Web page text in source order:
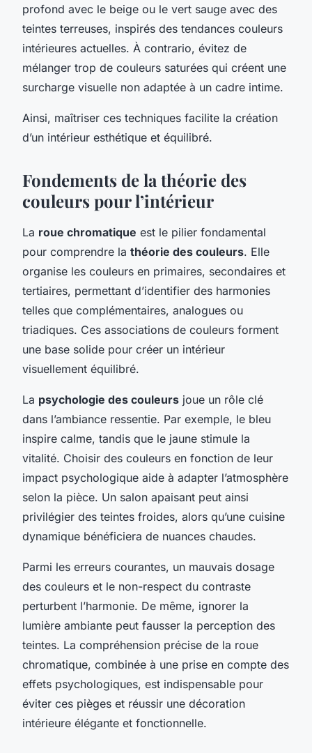
profond avec le beige ou le vert sauge avec des
teintes terreuses, inspirés des tendances couleurs
intérieures actuelles. À contrario, évitez de
mélanger trop de couleurs saturées qui créent une
surcharge visuelle non adaptée à un cadre intime.
Ainsi, maîtriser ces techniques facilite la création
d’un intérieur esthétique et équilibré.
Fondements de la théorie des
couleurs pour l’intérieur
La roue chromatique est le pilier fondamental
pour comprendre la théorie des couleurs. Elle
organise les couleurs en primaires, secondaires et
tertiaires, permettant d’identifier des harmonies
telles que complémentaires, analogues ou
triadiques. Ces associations de couleurs forment
une base solide pour créer un intérieur
visuellement équilibré.
La psychologie des couleurs joue un rôle clé
dans l’ambiance ressentie. Par exemple, le bleu
inspire calme, tandis que le jaune stimule la
vitalité. Choisir des couleurs en fonction de leur
impact psychologique aide à adapter l’atmosphère
selon la pièce. Un salon apaisant peut ainsi
privilégier des teintes froides, alors qu’une cuisine
dynamique bénéficiera de nuances chaudes.
Parmi les erreurs courantes, un mauvais dosage
des couleurs et le non-respect du contraste
perturbent l’harmonie. De même, ignorer la
lumière ambiante peut fausser la perception des
teintes. La compréhension précise de la roue
chromatique, combinée à une prise en compte des
effets psychologiques, est indispensable pour
éviter ces pièges et réussir une décoration
intérieure élégante et fonctionnelle.